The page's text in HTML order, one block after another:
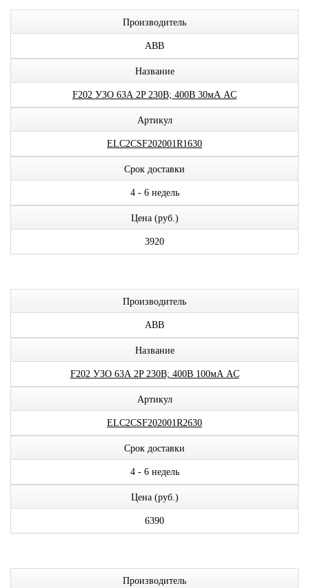
Производитель
ABB
Название
F202 УЗО 63А 2P 230В; 400В 30мА AC
Артикул
ELC2CSF202001R1630
Срок доставки
4 - 6 недель
Цена (руб.)
3920
Производитель
ABB
Название
F202 УЗО 63А 2P 230В; 400В 100мА AC
Артикул
ELC2CSF202001R2630
Срок доставки
4 - 6 недель
Цена (руб.)
6390
Производитель